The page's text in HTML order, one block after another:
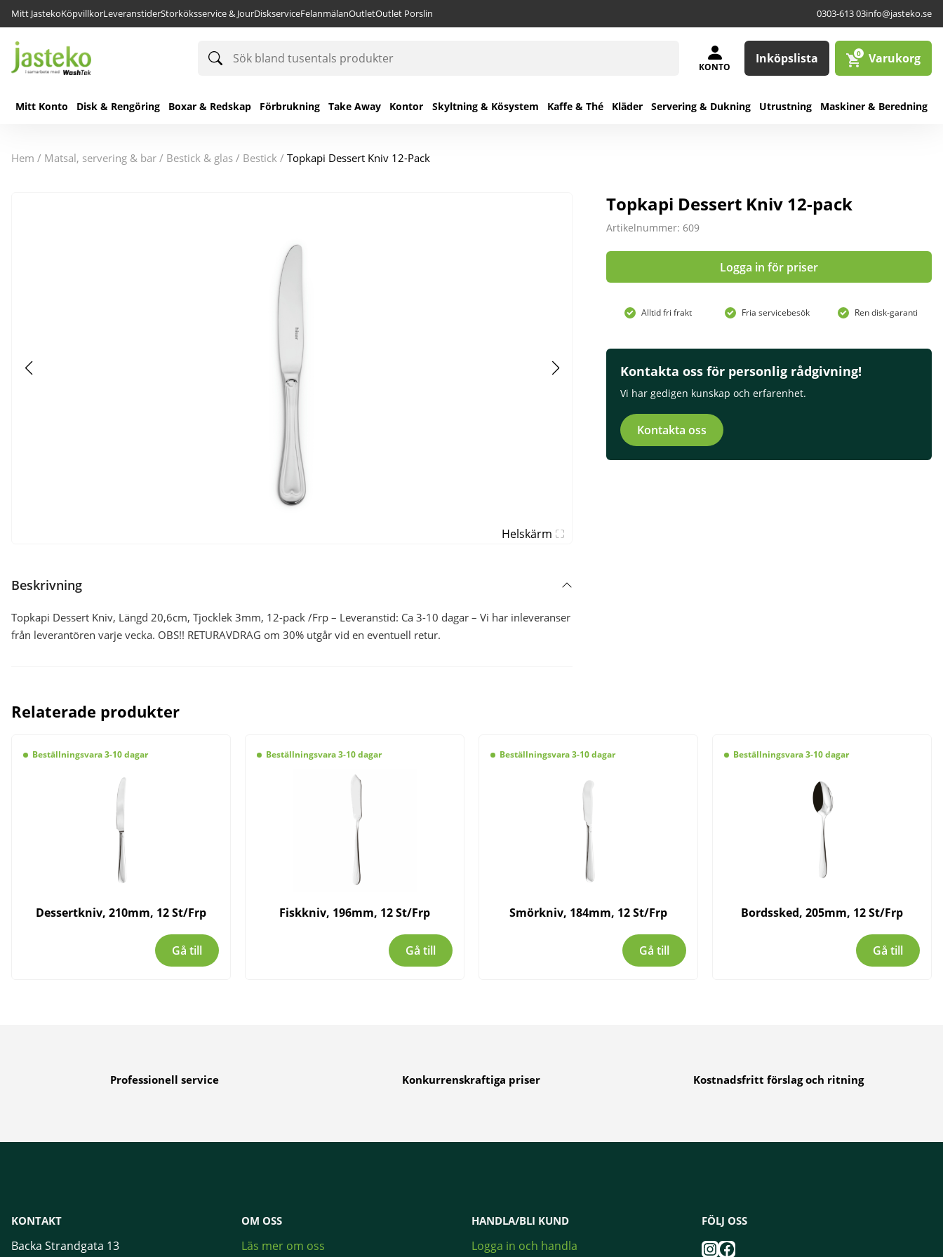
Mitt JastekoKöpvillkorLeveranstiderStorköksservice & JourDiskserviceFelanmälanOutletOutlet Porslin 0303-613 03info@jasteko.se
Sök
bland
produkter
KONTO
Inköpslista 0 Varukorg
Mitt Konto Disk & Rengöring Boxar & Redskap Förbrukning Take Away Kontor Skyltning & Kösystem Kaffe & Thé Kläder Servering & Dukning Utrustning Maskiner & Beredning
hem / matsal, servering & bar / bestick & glas / bestick / Topkapi Dessert Kniv 12-Pack
Helskärm
Topkapi Dessert Kniv 12-pack
Artikelnummer: 609
Logga in för priser
Alltid fri frakt Fria servicebesök Ren disk-garanti
Kontakta oss för personlig rådgivning!
Vi har gedigen kunskap och erfarenhet.
Kontakta oss
Beskrivning
Topkapi Dessert Kniv, Längd 20,6cm, Tjocklek 3mm, 12-pack /Frp – Leveranstid: Ca 3-10 dagar – Vi har inleveranser
från leverantören varje vecka. OBS!! RETURAVDRAG om 30% utgår vid en eventuell retur.
Relaterade produkter
Beställningsvara 3-10 dagar
Dessertkniv, 210mm, 12 St/Frp
Gå till
Beställningsvara 3-10 dagar
Fiskkniv, 196mm, 12 St/Frp
Gå till
Beställningsvara 3-10 dagar
Smörkniv, 184mm, 12 St/Frp
Gå till
Beställningsvara 3-10 dagar
Bordssked, 205mm, 12 St/Frp
Gå till
Professionell service Konkurrenskraftiga priser Kostnadsfritt förslag och ritning
KONTAKT
Backa Strandgata 13
OM OSS
Läs mer om oss
HANDLA/BLI KUND
Logga in och handla
FÖLJ OSS